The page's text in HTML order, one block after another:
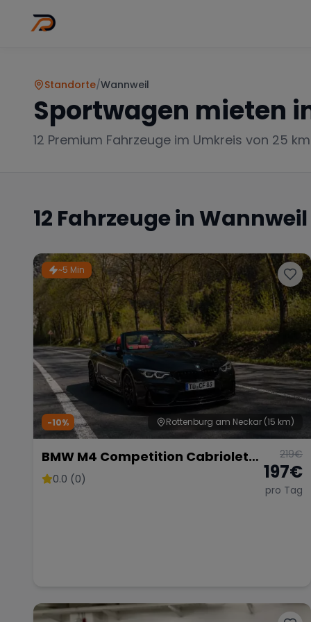
Standorte/Wannweil
Sportwagen mieten
12 Premium Fahrzeuge im Umkreis von 25 km
12 Fahrzeuge in Wannweil
~5 Min
Rottenburg am Neckar (15 km)
-10%
BMW M4 Competition Cabriolet
Vor Opf!!!
0.0 (0)
219€
197€
pro Tag